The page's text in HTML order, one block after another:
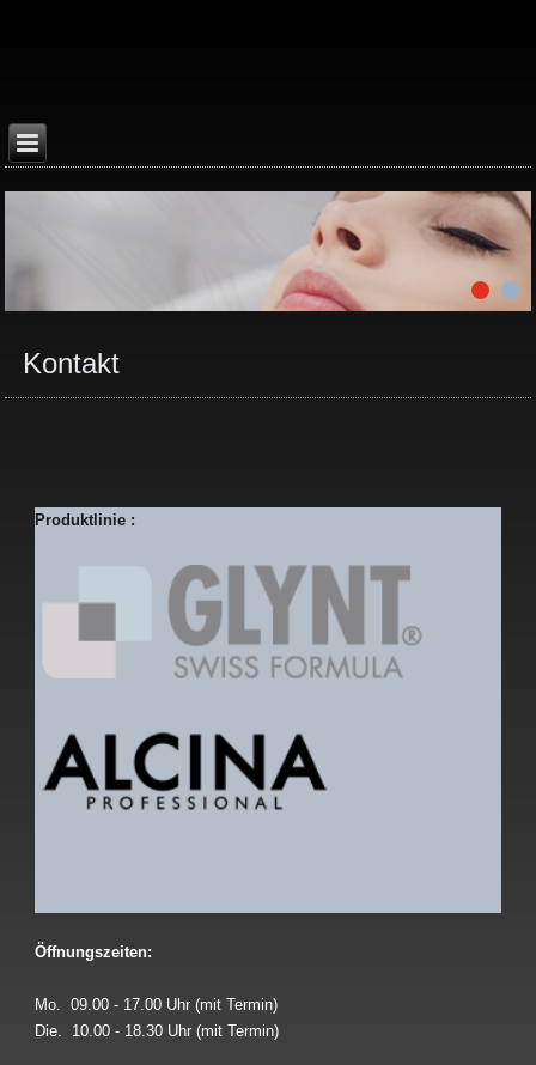
Kontakt
Produktlinie :
Öffnungszeiten:
Mo. 09.00 - 17.00 Uhr (mit Termin)
Die. 10.00 - 18.30 Uhr (mit Termin)